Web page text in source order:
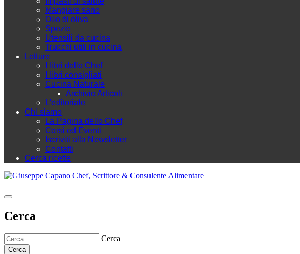
Mangiare sano
Olio di oliva
Spezie
Utensili da cucina
Trucchi utili in cucina
Letture
I libri dello Chef
I libri consigliati
Cucina Naturale
Archivio Articoli
L'editoriale
Chi siamo
La Pagina dello Chef
Corsi ed Eventi
Iscriviti alla Newsletter
Contatti
Cerca ricette
Cerca
Cerca
Cerca